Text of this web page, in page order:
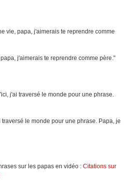
j'aimerais te reprendre comme père."
le monde pour une phrase. Papa, je
sur les papas en vidéo : Citations sur